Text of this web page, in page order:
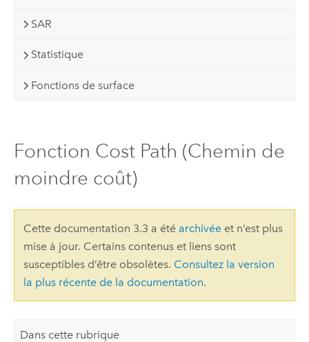
SAR
Statistique
Fonctions de surface
Fonction Cost Path (Chemin de
moindre coût)
Cette documentation 3.3 a été archivéeet n’est plus
mise à jour. Certains contenus et liens sont
susceptibles d’être obsolètes. Consultez la version
la plus récente de la documentation.
Dans cette rubrique